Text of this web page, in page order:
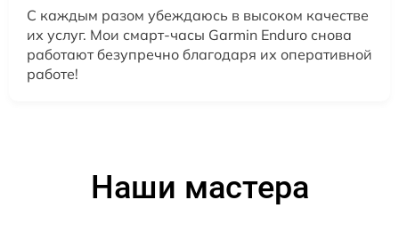
С каждым разом убеждаюсь в высоком качестве
их услуг. Мои смарт-часы Garmin Enduro снова
работают безупречно благодаря их оперативной
работе!
Наши мастера